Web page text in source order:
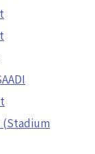
(Stadium